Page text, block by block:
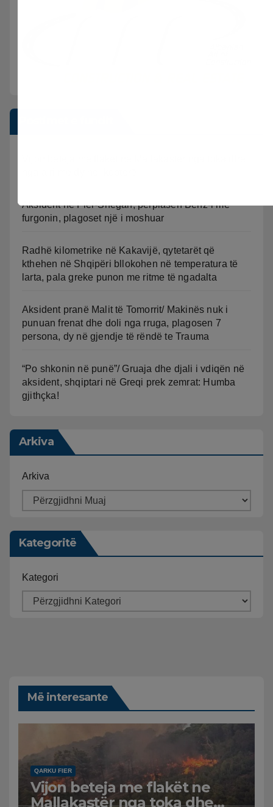
Aksident në Fier-Shegan, përplasen Benz-i me
furgonin, plagoset një i moshuar
Radhë kilometrike në Kakavijë, qytetarët që
kthehen në Shqipëri bllokohen në temperatura të
larta, pala greke punon me ritme të ngadalta
Aksident pranë Malit të Tomorrit/ Makinës nuk i
punuan frenat dhe doli nga rruga, plagosen 7
persona, dy në gjendje të rëndë te Trauma
“Po shkonin në punë”/ Gruaja dhe djali i vdiqën në
aksident, shqiptari në Greqi prek zemrat: Humba
gjithçka!
Arkiva
Arkiva
Kategoritë
Kategori
Më interesante
QARKU FIER
Vijon beteja me flakët ne
Mallakastër nga toka dhe